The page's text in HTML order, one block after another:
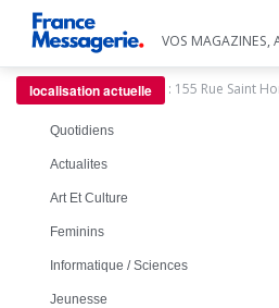
VOS MAGAZINES,
localisation actuelle : 155 Rue Saint
Quotidiens
Actualites
Art Et Culture
Feminins
Informatique / Sciences
Jeunesse